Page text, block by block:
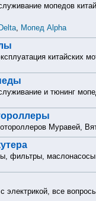
мопедов
, Мопед Alpha
китайских
и тюнинг
Муравей,
фильтры,
электрикой, все